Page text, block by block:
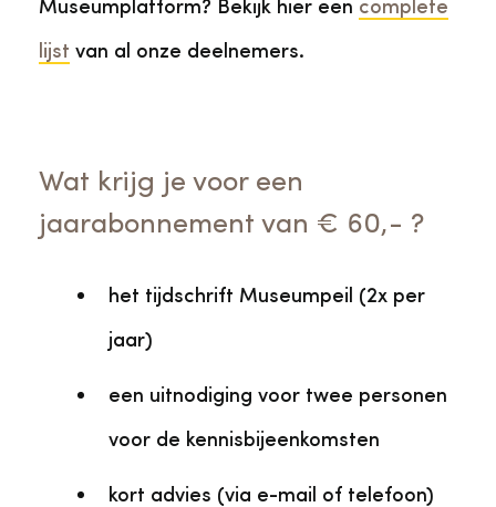
Museumplatform? Bekijk hier een complete
lijst van al onze deelnemers.
Wat krijg je voor een
jaarabonnement van € 60,- ?
het tijdschrift Museumpeil (2x per
jaar)
een uitnodiging voor twee personen
voor de kennisbijeenkomsten
kort advies (via e-mail of telefoon)